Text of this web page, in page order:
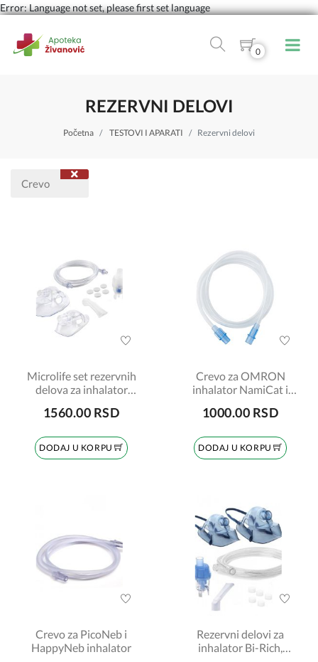
Error: Language not set, please first set language
0
REZERVNI DELOVI
Početna TESTOVI I APARATI Rezervni delovi
Crevo
Microlife set rezervnih
delova za inhalator
1560.00 RSD
DODAJ U KORPU
Crevo za OMRON
inhalator NamiCat i
1000.00 RSD
DODAJ U KORPU
Crevo za PicoNeb i
HappyNeb inhalator
Rezervni delovi za
inhalator Bi-Rich,